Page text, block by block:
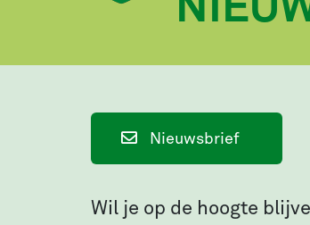
Nieuwsbrief
Wil je op de hoogte